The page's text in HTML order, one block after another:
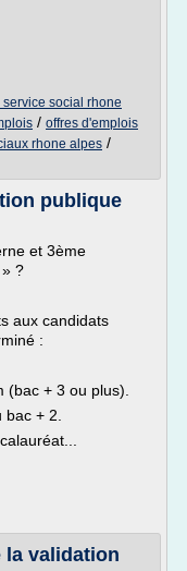
social rhone
/ offres d'emplois
rhone alpes /
publique
et 3ème
?
aux candidats
:
(bac + 3 ou plus).
+ 2.
la validation